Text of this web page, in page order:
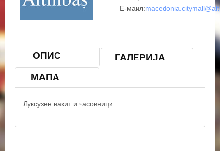
Е-маил:
ОПИС
ГАЛЕРИЈА
МАПА
Луксузен накит и часовници